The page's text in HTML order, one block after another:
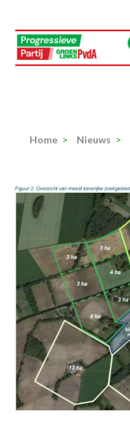
naar
inhoud
(Druk
Home > Nieuws >